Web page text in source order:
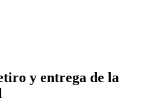
y entrega de la